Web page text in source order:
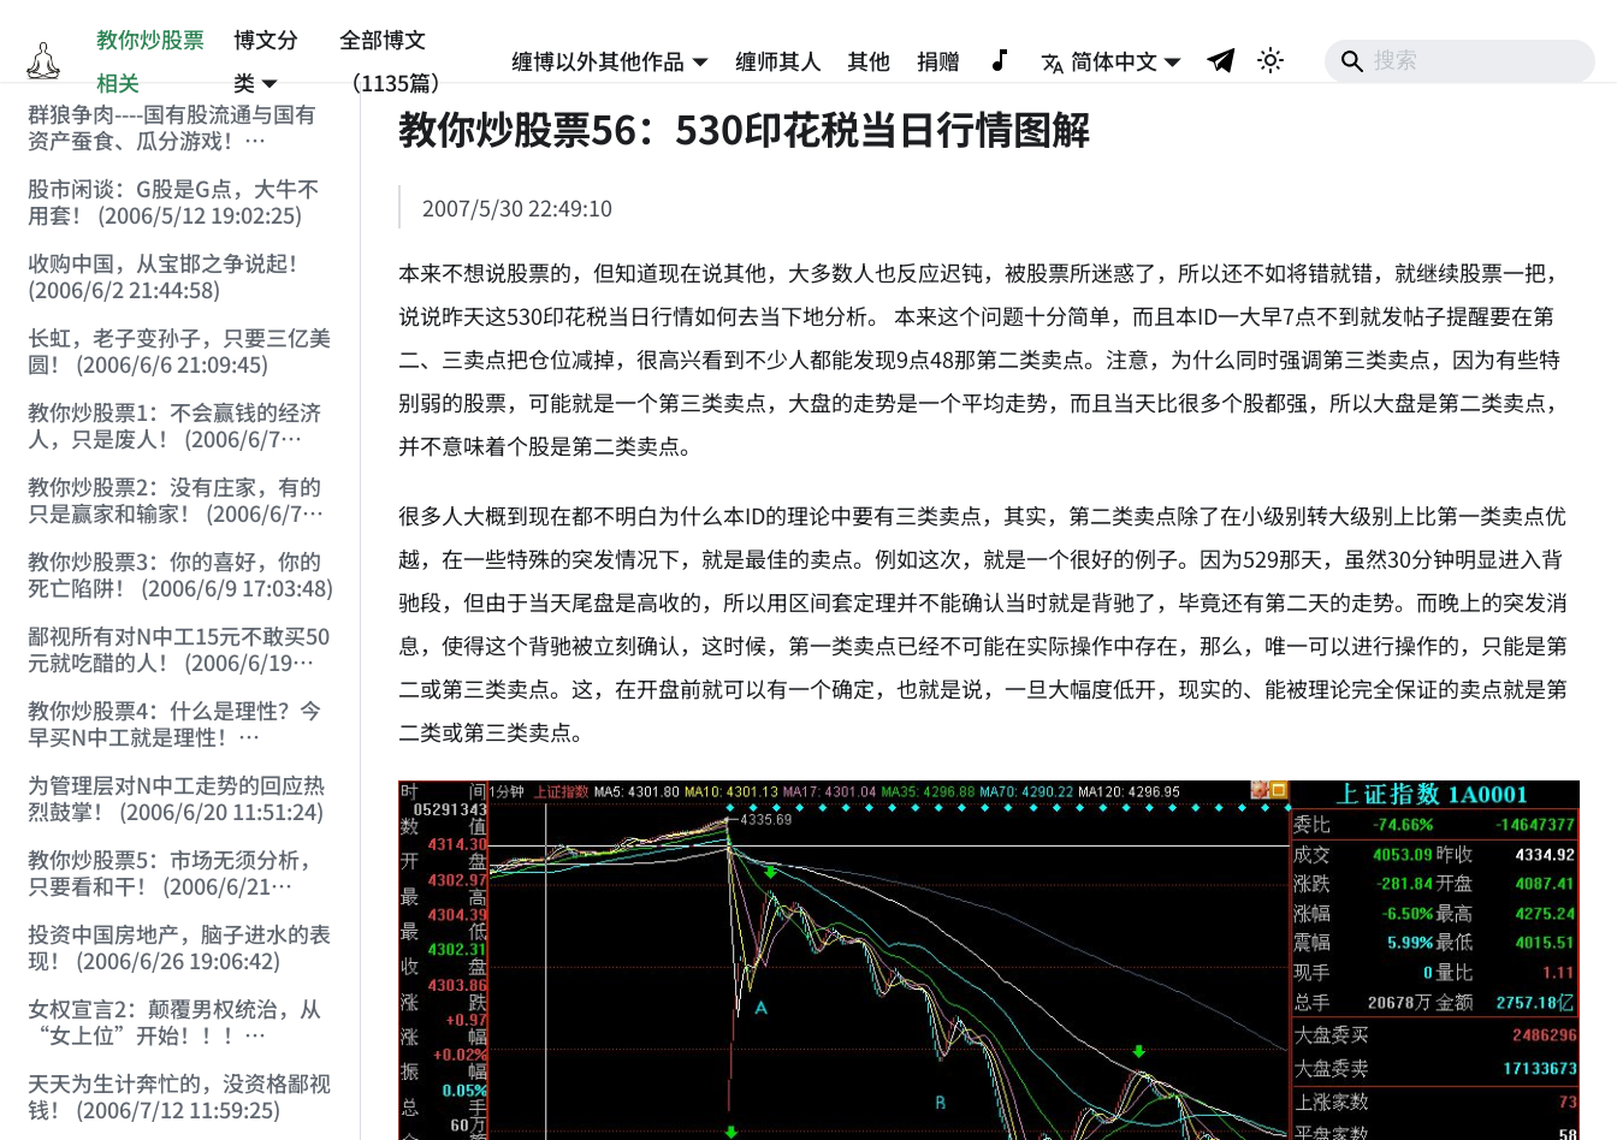
教你炒股票
相关
博文分
类
全部博文
（1135篇）
缠博以外其他作品 缠师其人 其他 捐赠
简体中文
群狼争肉----国有股流通与国有
资产蚕食、瓜分游戏！
股市闲谈：G股是G点，大牛不
用套！ (2006/5/12 19:02:25)
收购中国，从宝邯之争说起！
(2006/6/2 21:44:58)
长虹，老子变孙子，只要三亿美
圆！ (2006/6/6 21:09:45)
教你炒股票1：不会赢钱的经济
人，只是废人！ (2006/6/7
教你炒股票2：没有庄家，有的
只是赢家和输家！ (2006/6/7
教你炒股票3：你的喜好，你的
死亡陷阱！ (2006/6/9 17:03:48)
鄙视所有对N中工15元不敢买50
元就吃醋的人！ (2006/6/19
教你炒股票4：什么是理性？今
早买N中工就是理性！
为管理层对N中工走势的回应热
烈鼓掌！ (2006/6/20 11:51:24)
教你炒股票5：市场无须分析，
只要看和干！ (2006/6/21
投资中国房地产，脑子进水的表
现！ (2006/6/26 19:06:42)
女权宣言2：颠覆男权统治，从
“女上位”开始！！！
天天为生计奔忙的，没资格鄙视
钱！ (2006/7/12 11:59:25)
教你炒股票56：530印花税当日行情图解
2007/5/30 22:49:10
本来不想说股票的，但知道现在说其他，大多数人也反应迟钝，被股票所迷惑了，所以还不如将错就错，就继续股票一把，
说说昨天这530印花税当日行情如何去当下地分析。 本来这个问题十分简单，而且本ID一大早7点不到就发帖子提醒要在第
二、三卖点把仓位减掉，很高兴看到不少人都能发现9点48那第二类卖点。注意，为什么同时强调第三类卖点，因为有些特
别弱的股票，可能就是一个第三类卖点，大盘的走势是一个平均走势，而且当天比很多个股都强，所以大盘是第二类卖点，
并不意味着个股是第二类卖点。
很多人大概到现在都不明白为什么本ID的理论中要有三类卖点，其实，第二类卖点除了在小级别转大级别上比第一类卖点优
越，在一些特殊的突发情况下，就是最佳的卖点。例如这次，就是一个很好的例子。因为529那天，虽然30分钟明显进入背
驰段，但由于当天尾盘是高收的，所以用区间套定理并不能确认当时就是背驰了，毕竟还有第二天的走势。而晚上的突发消
息，使得这个背驰被立刻确认，这时候，第一类卖点已经不可能在实际操作中存在，那么，唯一可以进行操作的，只能是第
二或第三类卖点。这，在开盘前就可以有一个确定，也就是说，一旦大幅度低开，现实的、能被理论完全保证的卖点就是第
二类或第三类卖点。